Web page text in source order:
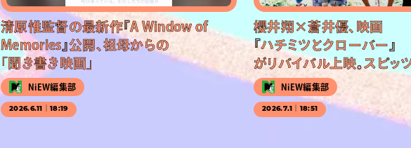
清原惟監督の最新作『A Window of
Memories』公開、祖母からの
「聞き書き映画」
NiEW編集部
2026.6.11｜18:19
櫻井翔×蒼井優、映画
『ハチミツとクローバー』
がリバイバル上映。スピ
NiEW編集部
2026.7.1｜18:51